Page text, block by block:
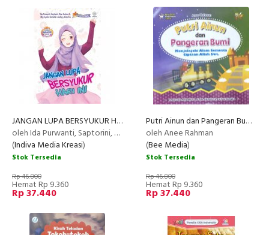
JANGAN LUPA BERSYUKUR HARI INI NEW
oleh Ida Purwanti, Saptorini, Dian Sukma K., Alby Syafie, Hamidah Jauhary, Elisa D.S
(Indiva Media Kreasi)
Stok Tersedia
Rp 46.800
Hemat Rp 9.360
Rp 37.440
Putri Ainun dan Pangeran Bumi - Menjelajahi Alam Semesta Ciptaan Allah Swt
oleh Anee Rahman
(Bee Media)
Stok Tersedia
Rp 46.800
Hemat Rp 9.360
Rp 37.440